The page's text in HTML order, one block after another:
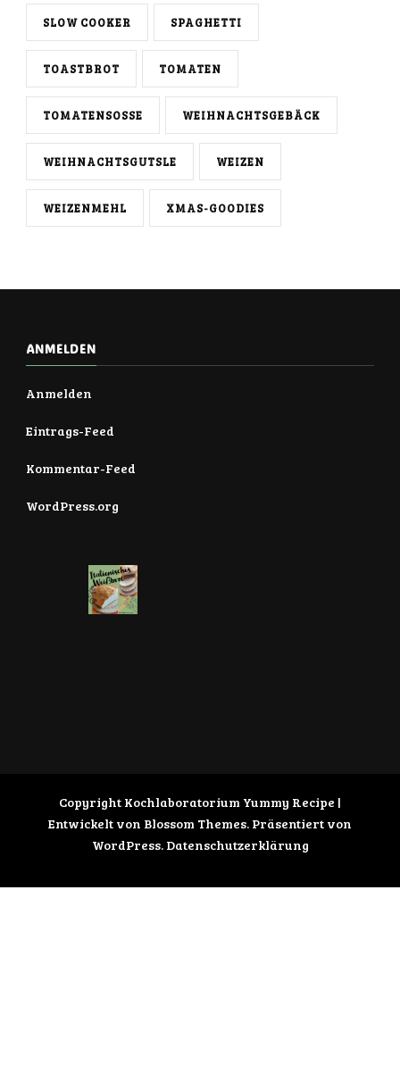
SLOW COOKER SPAGHETTI
TOASTBROT TOMATEN
TOMATENSOSSE WEIHNACHTSGEBÄCK
WEIHNACHTSGUTSLE WEIZEN
WEIZENMEHL XMAS-GOODIES
ANMELDEN
Anmelden
Eintrags-Feed
Kommentar-Feed
WordPress.org
Copyright Kochlaboratorium Yummy Recipe |
Entwickelt von Blossom Themes. Präsentiert von
WordPress. Datenschutzerklärung